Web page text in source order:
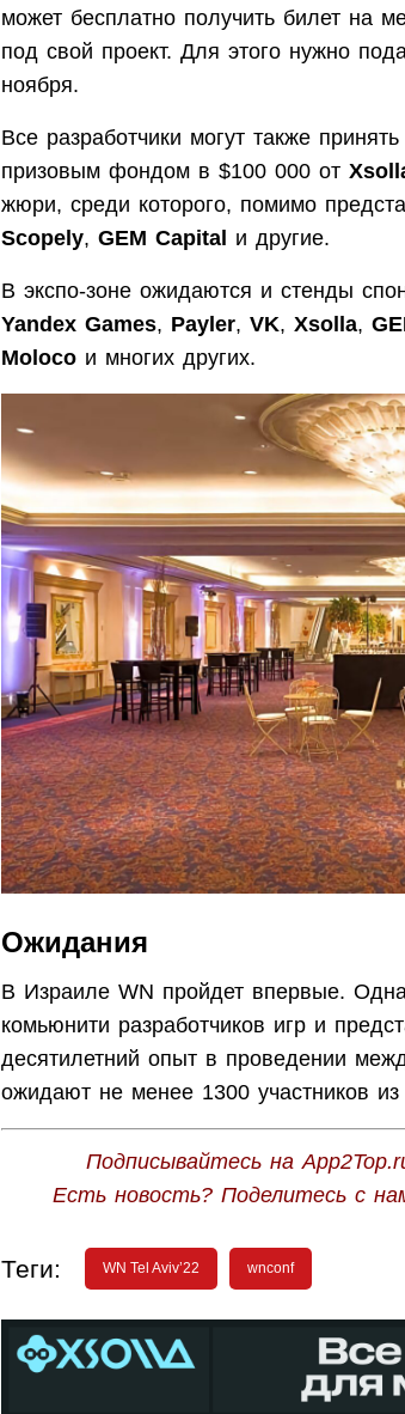
может бесплатно получить билет на
под свой проект. Для этого нужно
ноября.
Все разработчики могут также
призовым фондом в $100 000 от
жюри, среди которого, помимо
Scopely, GEM Capital и другие.
В экспо-зоне ожидаются и стенды
Yandex Games, Payler, VK, Xsolla,
Moloco и многих других.
Ожидания
В Израиле WN пройдет впервые.
комьюнити разработчиков игр и
десятилетний опыт в проведении
ожидают не менее 1300 участников из
Подписывайтесь на
Есть новость? Поделитесь с
Теги: WN Tel Aviv’22 wnconf